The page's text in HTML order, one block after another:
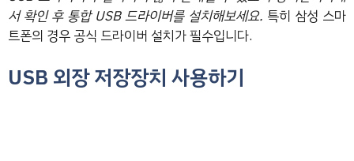
서 확인 후 통합 USB 드라이버를 설치해보세요. 특히 삼성 스마
트폰의 경우 공식 드라이버 설치가 필수입니다.
USB 외장 저장장치 사용하기